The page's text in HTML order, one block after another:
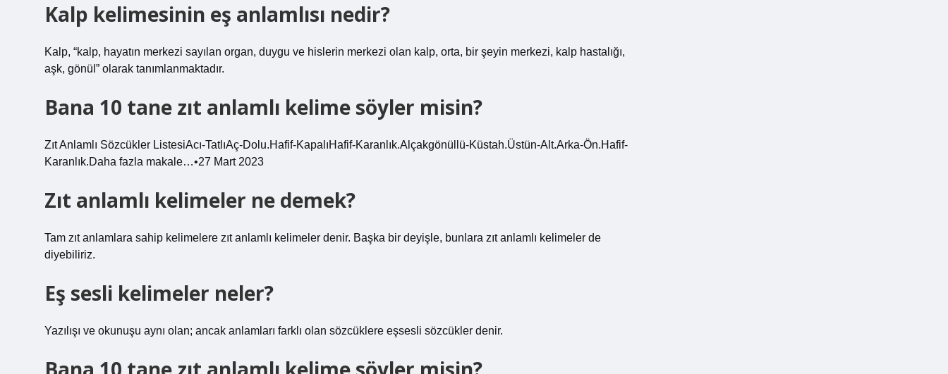
Kalp kelimesinin eş anlamlısı nedir?
Kalp, “kalp, hayatın merkezi sayılan organ, duygu ve hislerin merkezi olan kalp, orta, bir şeyin merkezi, kalp hastalığı,
aşk, gönül” olarak tanımlanmaktadır.
Bana 10 tane zıt anlamlı kelime söyler misin?
Zıt Anlamlı Sözcükler ListesiAcı-TatlıAç-Dolu.Hafif-KapalıHafif-Karanlık.Alçakgönüllü-Küstah.Üstün-Alt.Arka-Ön.Hafif-
Karanlık.Daha fazla makale…•27 Mart 2023
Zıt anlamlı kelimeler ne demek?
Tam zıt anlamlara sahip kelimelere zıt anlamlı kelimeler denir. Başka bir deyişle, bunlara zıt anlamlı kelimeler de
diyebiliriz.
Eş sesli kelimeler neler?
Yazılışı ve okunuşu aynı olan; ancak anlamları farklı olan sözcüklere eşsesli sözcükler denir.